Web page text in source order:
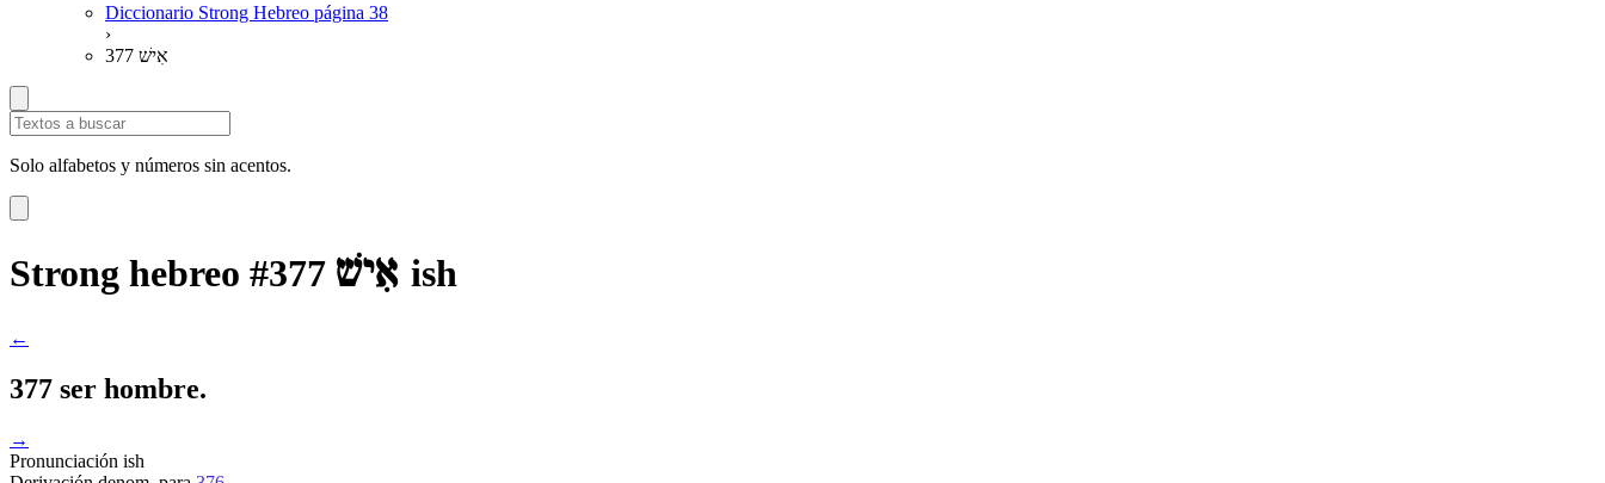
Diccionario Strong Hebreo página 38
›
377 אִישׁ
Solo alfabetos y números sin acentos.
Strong hebreo #377 אִישׁ ish
←
377 ser hombre.
→
Pronunciación ish